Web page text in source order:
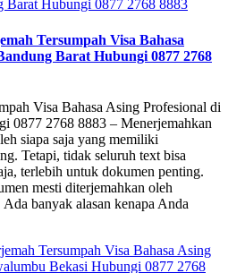
Tersumpah Visa Bahasa
Barat Hubungi 0877 2768
Visa Bahasa Asing Profesional di
0877 2768 8883 – Menerjemahkan
siapa saja yang memiliki
Tetapi, tidak seluruh text bisa
terlebih untuk dokumen penting.
mesti diterjemahkan oleh
banyak alasan kenapa Anda